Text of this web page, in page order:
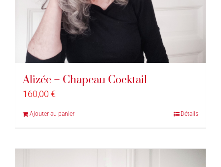
Alizée – Chapeau Cocktail
160,00 €
Ajouter au panier Détails